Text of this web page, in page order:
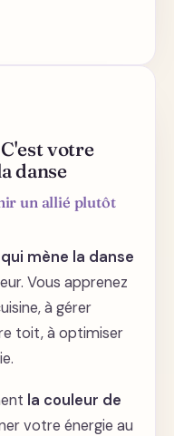
vous battez-vous
sert de ne pas
à vivre dans le
vos papiers
en mettant le
se débarrasser
votre
danse
un allié plutôt
mène la danse
Vous apprenez
à gérer
toit, à optimiser
la couleur de
votre énergie au